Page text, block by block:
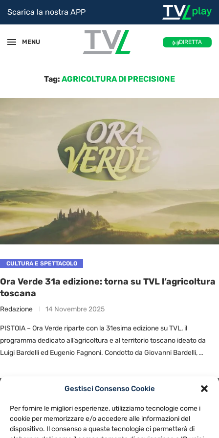
Gestisci Consenso Cookie
Per fornire le migliori esperienze, utilizziamo tecnologie come i
cookie per memorizzare e/o accedere alle informazioni del
dispositivo. Il consenso a queste tecnologie ci permetterà di
Scarica la nostra APP
MENU DIRETTA
Tag: AGRICOLTURA DI PRECISIONE
CULTURA E SPETTACOLO
Ora Verde 31a edizione: torna su TVL l’agricoltura
toscana
Redazione 14 Novembre 2025
PISTOIA – Ora Verde riparte con la 31esima edizione su TVL, il
programma dedicato all’agricoltura e al territorio toscano ideato da
Luigi Bardelli ed Eugenio Fagnoni. Condotto da Giovanni Bardelli, …
NOTE LEGALI
CONTATTACI PREFERENZE